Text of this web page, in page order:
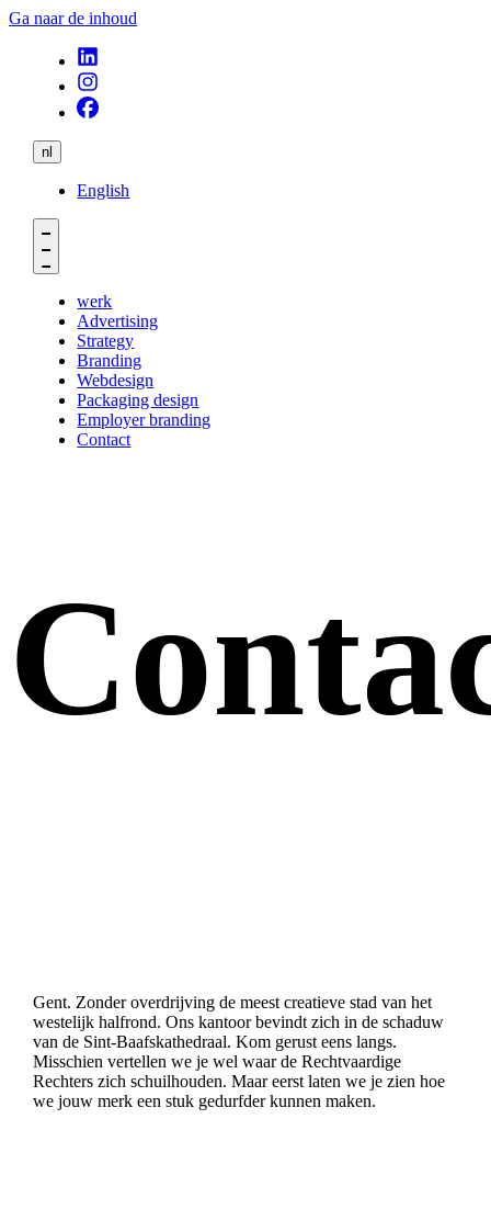
Ga naar de inhoud
nl
English
werk
Advertising
Strategy
Branding
Webdesign
Packaging design
Employer branding
Contact
Gent. Zonder overdrijving de meest creatieve stad van het
westelijk halfrond. Ons kantoor bevindt zich in de schaduw
van de Sint-Baafskathedraal. Kom gerust eens langs.
Misschien vertellen we je wel waar de Rechtvaardige
Rechters zich schuilhouden. Maar eerst laten we je zien hoe
we jouw merk een stuk gedurfder kunnen maken.